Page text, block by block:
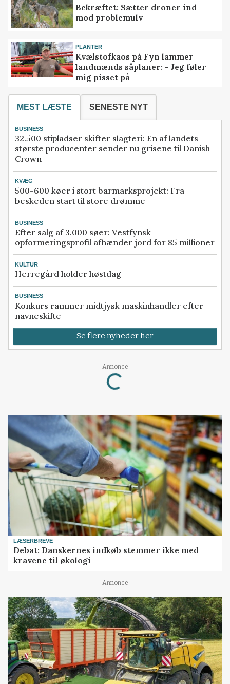
Bekræftet: Sætter droner ind
mod problemulv
PLANTER
Kvælstofkaos på Fyn lammer
landmænds såplaner: - Jeg føler
mig pisset på
MEST LÆSTE SENESTE NYT
BUSINESS
32.500 stipladser skifter slagteri: En af landets
største producenter sender nu grisene til Danish
Crown
KVÆG
500-600 køer i stort barmarksprojekt: Fra
beskeden start til store drømme
BUSINESS
Efter salg af 3.000 søer: Vestfynsk
opformeringsprofil afhænder jord for 85 millioner
KULTUR
Herregård holder høstdag
BUSINESS
Konkurs rammer midtjysk maskinhandler efter
navneskifte
Se flere nyheder her
Annonce
Loading...
LÆSERBREVE
Debat: Danskernes indkøb stemmer ikke med
kravene til økologi
Annonce